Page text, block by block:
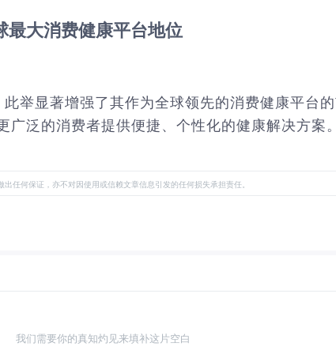
大消费健康平台地位
显著增强了其作为全球领先的消费健康平台
泛的消费者提供便捷、个性化的健康解决方案
任何保证，亦不对因使用或信赖文章信息引发的任何损失承担责任。
我们需要你的真知灼见来填补这片空白